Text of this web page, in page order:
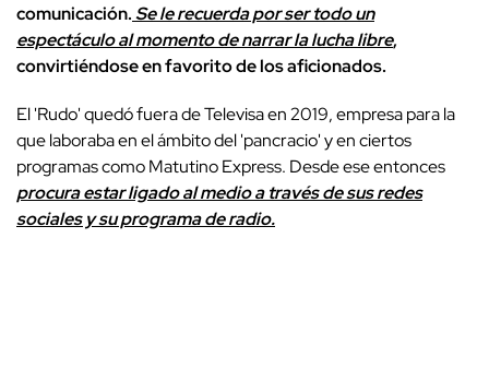
comunicación.Se le recuerda por ser todo un
espectáculo al momento de narrar la lucha libre,
convirtiéndose en favorito de los aficionados.
El 'Rudo' quedó fuera de Televisa en 2019, empresa para la
que laboraba en el ámbito del 'pancracio' y en ciertos
programas como Matutino Express. Desde ese entonces
procura estar ligado al medio a través de sus redes
sociales y su programa de radio.